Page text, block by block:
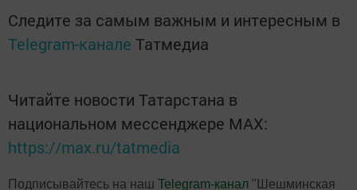
Следите за самым важным и интересным в
Telegram-канале Татмедиа
Читайте новости Татарстана в
национальном мессенджере MАХ:
https://max.ru/tatmedia
Подписывайтесь на наш Telegram-канал "Шешминская